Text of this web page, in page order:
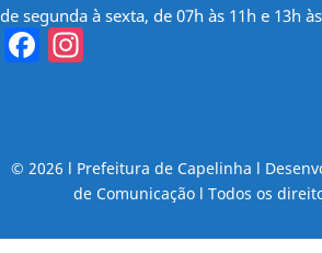
de segunda à sexta, de 07h às 11h e 13h
Facebook
© 2026 l Prefeitura de Capelinha l
de Comunicação l Todos os